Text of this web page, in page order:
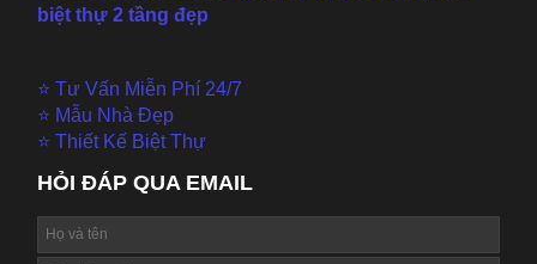
biệt thự 2 tầng đẹp
⭐ Tư Vấn Miễn Phí 24/7
⭐ Mẫu Nhà Đẹp
⭐ Thiết Kế Biệt Thự
HỎI ĐÁP QUA EMAIL